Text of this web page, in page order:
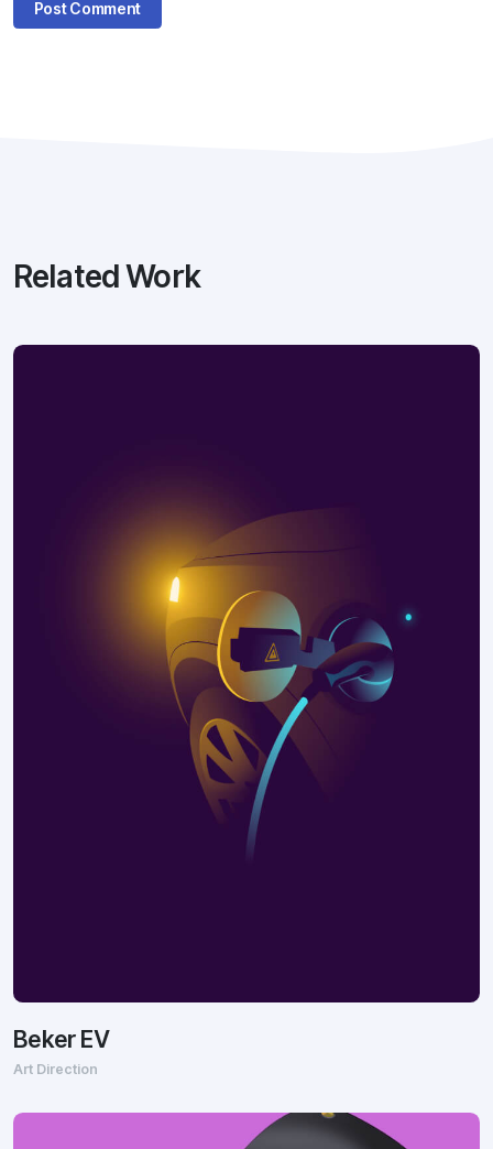
Related Work
Beker EV
Art Direction